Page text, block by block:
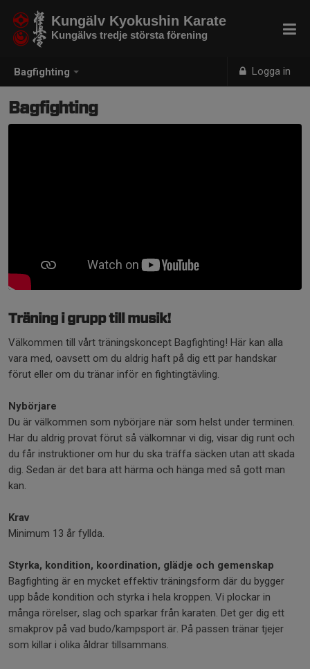
Bagfighting Logga in
Kungälv Kyokushin Karate
Kungälvs tredje största förening
Bagfighting
Träning i grupp till musik!
Välkommen till vårt träningskoncept Bagfighting! Här kan alla
vara med, oavsett om du aldrig haft på dig ett par handskar
förut eller om du tränar inför en fightingtävling.
Nybörjare
Du är välkommen som nybörjare när som helst under terminen.
Har du aldrig provat förut så välkomnar vi dig, visar dig runt och
du får instruktioner om hur du ska träffa säcken utan att skada
dig. Sedan är det bara att härma och hänga med så gott man
kan.
Krav
Minimum 13 år fyllda.
Styrka, kondition, koordination, glädje och gemenskap
Bagfighting är en mycket effektiv träningsform där du bygger
upp både kondition och styrka i hela kroppen. Vi plockar in
många rörelser, slag och sparkar från karaten. Det ger dig ett
smakprov på vad budo/kampsport är. På passen tränar tjejer
som killar i olika åldrar tillsammans.